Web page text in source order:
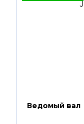
Ведомый вал